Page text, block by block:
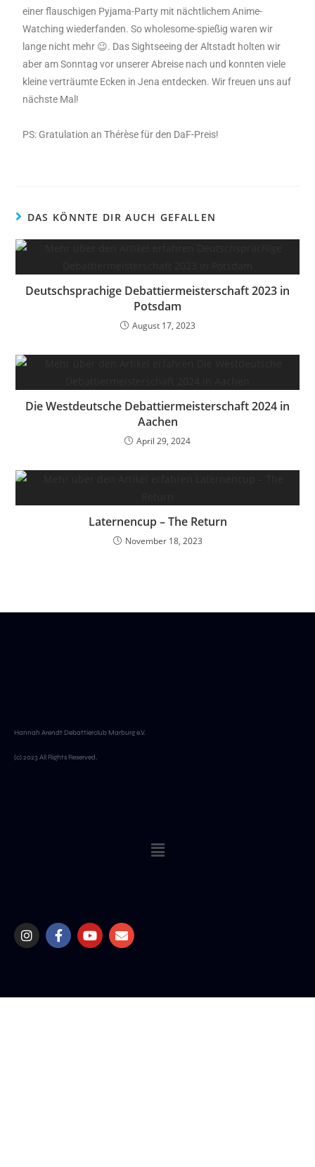
einer flauschigen Pyjama-Party mit nächtlichem Anime-
Watching wiederfanden. So wholesome-spießig waren wir
lange nicht mehr 😉. Das Sightseeing der Altstadt holten wir
aber am Sonntag vor unserer Abreise nach und konnten viele
kleine verträumte Ecken in Jena entdecken. Wir freuen uns auf
nächste Mal!
PS: Gratulation an Thérèse für den DaF-Preis!
DAS KÖNNTE DIR AUCH GEFALLEN
Deutschsprachige Debattiermeisterschaft 2023 in
Potsdam
August 17, 2023
Die Westdeutsche Debattiermeisterschaft 2024 in
Aachen
April 29, 2024
Laternencup – The Return
November 18, 2023
Hannah Arendt Debattierclub Marburg e.V.
(c) 2023 All Rights Reserved.